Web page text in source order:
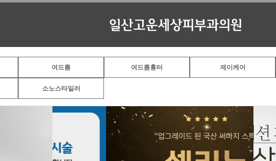
여드름 여드름흉터 제이케어
소노스타일러